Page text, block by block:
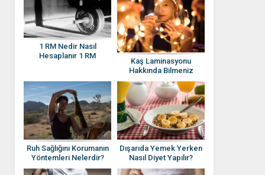
1 RM Nedir Nasıl
Hesaplanır 1 RM
Kaş Laminasyonu
Hakkında Bilmeniz
Gerekenler Nelerdir?
Ruh Sağlığını Korumanın
Yöntemleri Nelerdir?
Dışarıda Yemek Yerken
Nasıl Diyet Yapılır?